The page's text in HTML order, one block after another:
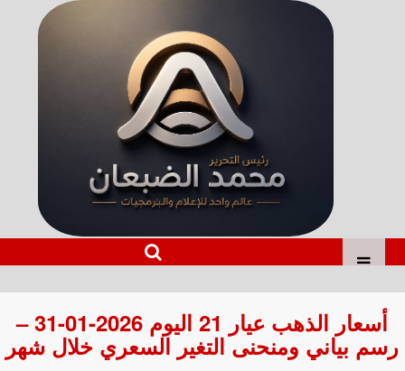
أسعار الذهب عيار 21 اليوم 2026-01-31 –
رسم بياني ومنحنى التغير السعري خلال شهر